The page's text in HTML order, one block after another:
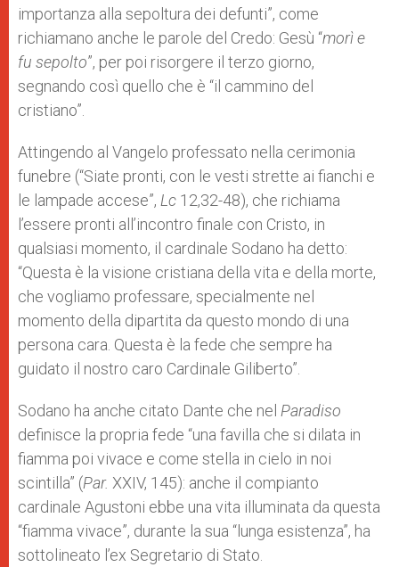
importanza alla sepoltura dei defunti”, come
richiamano anche le parole del Credo: Gesù “morì e
fu sepolto”, per poi risorgere il terzo giorno,
segnando così quello che è “il cammino del
cristiano”.
Attingendo al Vangelo professato nella cerimonia
funebre (“Siate pronti, con le vesti strette ai fianchi e
le lampade accese”, Lc 12,32-48), che richiama
l’essere pronti all’incontro finale con Cristo, in
qualsiasi momento, il cardinale Sodano ha detto:
“Questa è la visione cristiana della vita e della morte,
che vogliamo professare, specialmente nel
momento della dipartita da questo mondo di una
persona cara. Questa è la fede che sempre ha
guidato il nostro caro Cardinale Giliberto”.
Sodano ha anche citato Dante che nel Paradiso
definisce la propria fede “una favilla che si dilata in
fiamma poi vivace e come stella in cielo in noi
scintilla” (Par. XXIV, 145): anche il compianto
cardinale Agustoni ebbe una vita illuminata da questa
“fiamma vivace”, durante la sua “lunga esistenza”, ha
sottolineato l’ex Segretario di Stato.